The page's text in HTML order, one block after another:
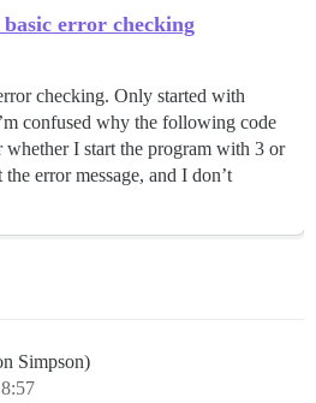
error checking
checking. Only started with
confused why the following code
I start the program with 3 or
error message, and I don’t
Simpson)